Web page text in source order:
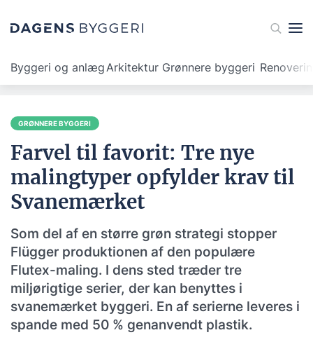
Byggeri og anlægArkitektur Grønnere byggeri
GRØNNERE BYGGERI
Farvel til favorit: Tre nye
malingtyper opfylder krav til
Svanemærket
Som del af en større grøn strategi stopper
Flügger produktionen af den populære
Flutex-maling. I dens sted træder tre
miljørigtige serier, der kan benyttes i
svanemærket byggeri. En af serierne leveres i
spande med 50 % genanvendt plastik.